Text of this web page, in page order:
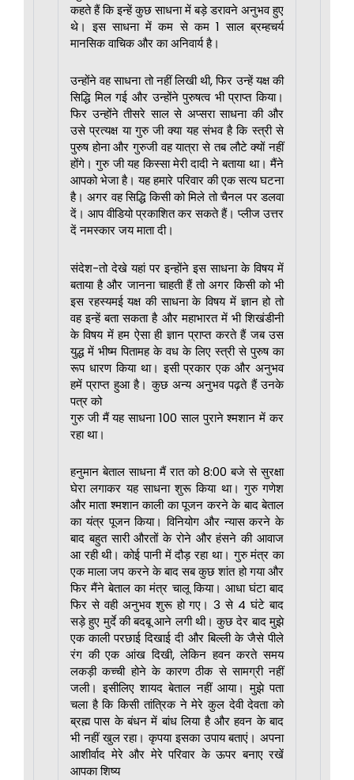
कहते हैं कि इन्हें कुछ साधना में बड़े डरावने अनुभव हुए
थे। इस साधना में कम से कम 1 साल ब्रम्हचर्य
मानसिक वाचिक और का अनिवार्य है।
उन्होंने वह साधना तो नहीं लिखी थी, फिर उन्हें यक्ष की
सिद्धि मिल गई और उन्होंने पुरुषत्व भी प्राप्त किया।
फिर उन्होंने तीसरे साल से अप्सरा साधना की और
उसे प्रत्यक्ष या गुरु जी क्या यह संभव है कि स्त्री से
पुरुष होना और गुरुजी वह यात्रा से तब लौटे क्यों नहीं
होंगे। गुरु जी यह किस्सा मेरी दादी ने बताया था। मैंने
आपको भेजा है। यह हमारे परिवार की एक सत्य घटना
है। अगर वह सिद्धि किसी को मिले तो चैनल पर डलवा
दें। आप वीडियो प्रकाशित कर सकते हैं। प्लीज उत्तर
दें नमस्कार जय माता दी।
संदेश-तो देखे यहां पर इन्होंने इस साधना के विषय में
बताया है और जानना चाहती हैं तो अगर किसी को भी
इस रहस्यमई यक्ष की साधना के विषय में ज्ञान हो तो
वह इन्हें बता सकता है और महाभारत में भी शिखंडीनी
के विषय में हम ऐसा ही ज्ञान प्राप्त करते हैं जब उस
युद्ध में भीष्म पितामह के वध के लिए स्त्री से पुरुष का
रूप धारण किया था। इसी प्रकार एक और अनुभव
हमें प्राप्त हुआ है। कुछ अन्य अनुभव पढ़ते हैं उनके
पत्र को
गुरु जी मैं यह साधना 100 साल पुराने श्मशान में कर
रहा था।
हनुमान बेताल साधना मैं रात को 8:00 बजे से सुरक्षा
घेरा लगाकर यह साधना शुरू किया था। गुरु गणेश
और माता श्मशान काली का पूजन करने के बाद बेताल
का यंत्र पूजन किया। विनियोग और न्यास करने के
बाद बहुत सारी औरतों के रोने और हंसने की आवाज
आ रही थी। कोई पानी में दौड़ रहा था। गुरु मंत्र का
एक माला जप करने के बाद सब कुछ शांत हो गया और
फिर मैंने बेताल का मंत्र चालू किया। आधा घंटा बाद
फिर से वही अनुभव शुरू हो गए। 3 से 4 घंटे बाद
सड़े हुए मुर्दे की बदबू आने लगी थी। कुछ देर बाद मुझे
एक काली परछाई दिखाई दी और बिल्ली के जैसे पीले
रंग की एक आंख दिखी, लेकिन हवन करते समय
लकड़ी कच्ची होने के कारण ठीक से सामग्री नहीं
जली। इसीलिए शायद बेताल नहीं आया। मुझे पता
चला है कि किसी तांत्रिक ने मेरे कुल देवी देवता को
ब्रह्म पास के बंधन में बांध लिया है और हवन के बाद
भी नहीं खुल रहा। कृपया इसका उपाय बताएं। अपना
आशीर्वाद मेरे और मेरे परिवार के ऊपर बनाए रखें
आपका शिष्य